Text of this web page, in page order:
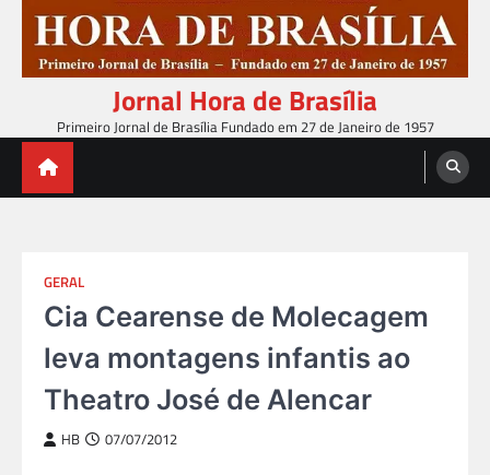
content
Jornal Hora de Brasília
Primeiro Jornal de Brasília Fundado em 27 de Janeiro de 1957
GERAL
Cia Cearense de Molecagem
leva montagens infantis ao
Theatro José de Alencar
HB 07/07/2012